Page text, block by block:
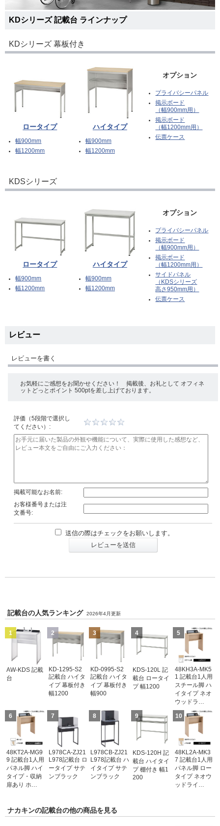
KDシリーズ 記載台 ラインナップ
KDシリーズ 幕板付き
ロータイプ
幅900mm
幅1200mm
ハイタイプ
幅900mm
幅1200mm
オプション
プライバシーパネル
掲示ボード
（幅900mm用）
掲示ボード
（幅1200mm用）
伝票ケース
KDSシリーズ
ロータイプ
幅900mm
幅1200mm
ハイタイプ
幅900mm
幅1200mm
オプション
プライバシーパネル
掲示ボード
（幅900mm用）
掲示ボード
（幅1200mm用）
サイドパネル
（KDSシリーズ
高さ950mm用）
伝票ケース
レビュー
レビューを書く
お気軽にご感想をお聞かせください！ 掲載後、お礼として オフィネ
ットどっとポイント 500ptを差し上げております。
評価（5段階で選択し
てください）:
掲載可能なお名前:
お客様番号または注
文番号:
送信の際はチェックをお願いします。
レビューを送信
記載台の人気ランキング 2026年4月更新
1
AW-KDS 記載
台
2
KD-1295-S2
記載台 ハイタ
イプ 幕板付き
幅1200
3
KD-0995-S2
記載台 ハイタ
イプ 幕板付き
幅900
4
KDS-120L 記
載台 ロータイ
プ 幅1200
5
48KH3A-MK5
1 記載台1人用
スチール脚 ハ
イタイプ ネオ
ウッドラ…
6
48KT2A-MG9
9 記載台1人用
パネル脚 ハイ
タイプ・収納
扉あり ホ…
7
L978CA-ZJ21
L978記載台 ロ
ータイプ サテ
ンブラック
8
L978CB-ZJ21
L978記載台 ハ
イタイプ サテ
ンブラック
9
KDS-120H 記
載台 ハイタイ
プ 棚付き 幅1
200
10
48KL2A-MK3
7 記載台1人用
パネル脚 ロー
タイプ ネオウ
ッドライ…
ナカキンの記載台の他の商品を見る